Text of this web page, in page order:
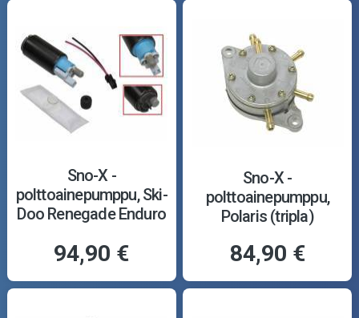
Sno-X -
polttoainepumppu, Ski-
Doo Renegade Enduro
94,90 €
Sno-X -
polttoainepumppu,
Polaris (tripla)
84,90 €